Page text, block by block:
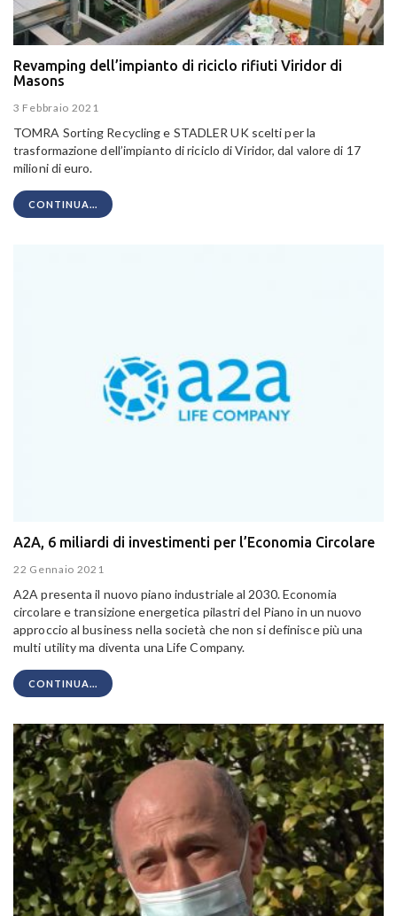
Revamping dell’impianto di riciclo rifiuti Viridor di
Masons
3 Febbraio 2021
TOMRA Sorting Recycling e STADLER UK scelti per la
trasformazione dell’impianto di riciclo di Viridor, dal valore di 17
milioni di euro.
CONTINUA...
A2A, 6 miliardi di investimenti per l’Economia Circolare
22 Gennaio 2021
A2A presenta il nuovo piano industriale al 2030. Economia
circolare e transizione energetica pilastri del Piano in un nuovo
approccio al business nella società che non si definisce più una
multi utility ma diventa una Life Company.
CONTINUA...